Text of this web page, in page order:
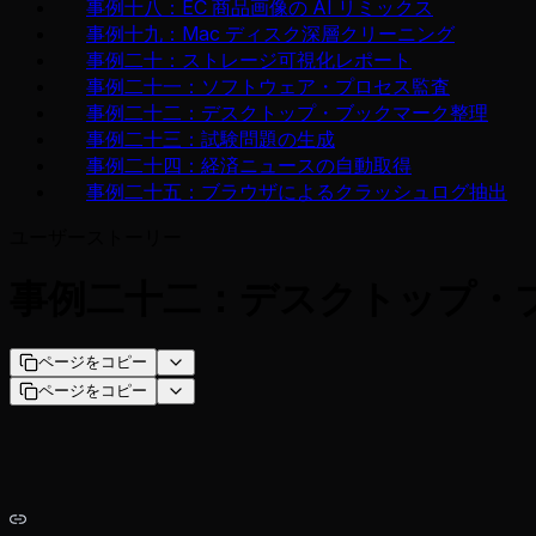
事例十八：EC 商品画像の AI リミックス
事例十九：Mac ディスク深層クリーニング
事例二十：ストレージ可視化レポート
事例二十一：ソフトウェア・プロセス監査
事例二十二：デスクトップ・ブックマーク整理
事例二十三：試験問題の生成
事例二十四：経済ニュースの自動取得
事例二十五：ブラウザによるクラッシュログ抽出
ページをコピー
ページをコピー